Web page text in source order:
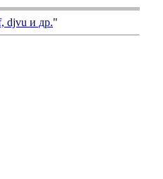
djvuи др."